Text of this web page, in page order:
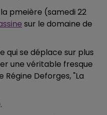
pmeière (samedi 22
sur le domaine de
qui se déplace sur plus
une véritable fresque
Deforges, "La